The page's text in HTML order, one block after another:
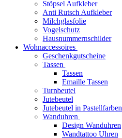
Stöpsel Aufkleber
Anti Rutsch Aufkleber
Milchglasfolie
Vogelschutz
Hausnummernschilder
Wohnaccessoires
Geschenkgutscheine
Tassen
Tassen
Emaille Tassen
Turnbeutel
Jutebeutel
Jutebeutel in Pastellfarben
Wanduhren
Design Wanduhren
Wandtattoo Uhren